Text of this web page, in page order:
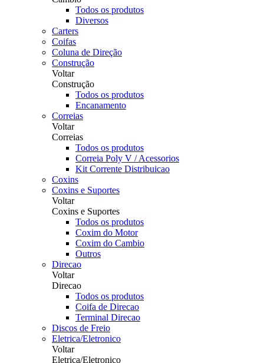
Todos os produtos
Diversos
Carters
Coifas
Coluna de Direção
Construção
Voltar
Construção
Todos os produtos
Encanamento
Correias
Voltar
Correias
Todos os produtos
Correia Poly V / Acessorios
Kit Corrente Distribuicao
Coxins
Coxins e Suportes
Voltar
Coxins e Suportes
Todos os produtos
Coxim do Motor
Coxim do Cambio
Outros
Direcao
Voltar
Direcao
Todos os produtos
Coifa de Direcao
Terminal Direcao
Discos de Freio
Eletrica/Eletronico
Voltar
Eletrica/Eletronico